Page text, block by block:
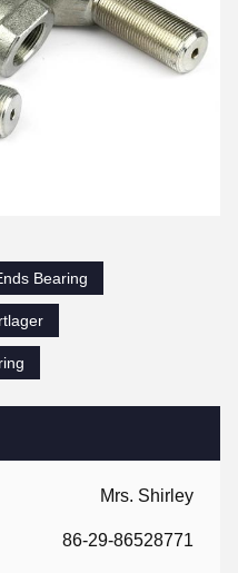
Mrs. Shirley
86-29-86528771
Bearing